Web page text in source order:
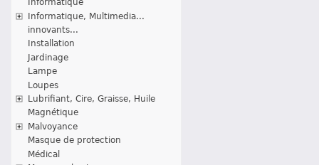
Informatique
Informatique, Multimedia...
innovants...
Installation
Jardinage
Lampe
Loupes
Lubrifiant, Cire, Graisse, Huile
Magnétique
Malvoyance
Masque de protection
Médical